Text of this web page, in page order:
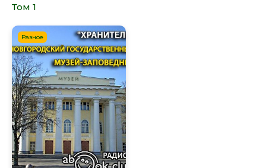
Том 1
Разное